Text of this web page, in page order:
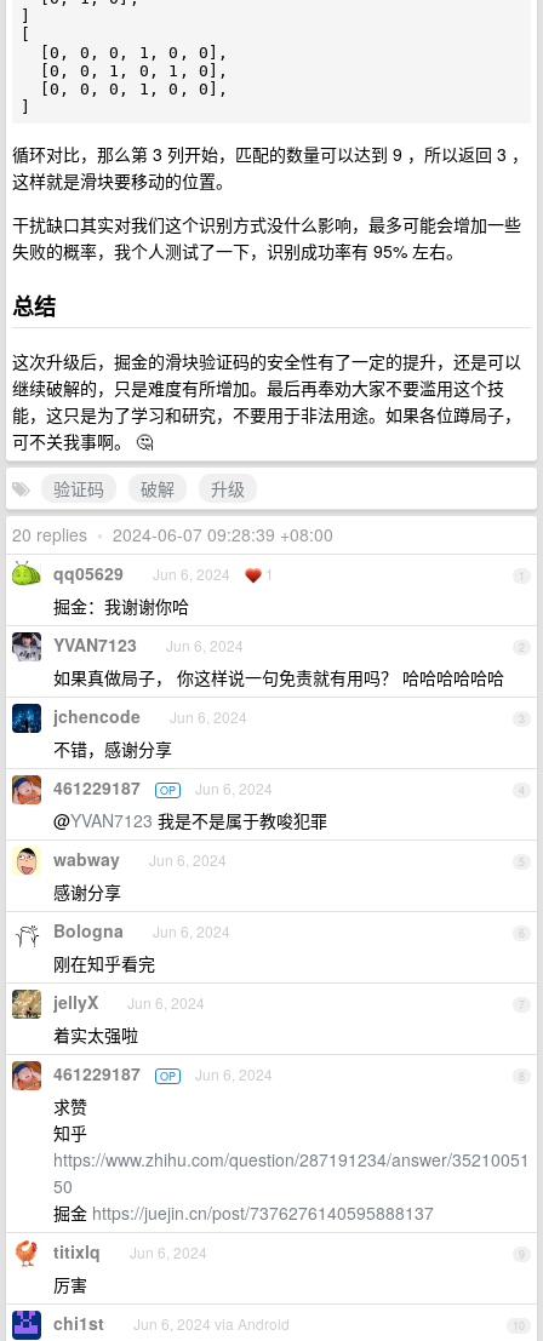
]
[
循环对比，那么第 3 列开始，匹配的数量可以达到 9 ，所以返回 3 ，
这样就是滑块要移动的位置。
干扰缺口其实对我们这个识别方式没什么影响，最多可能会增加一些
失败的概率，我个人测试了一下，识别成功率有 95% 左右。
总结
这次升级后，掘金的滑块验证码的安全性有了一定的提升，还是可以
继续破解的，只是难度有所增加。最后再奉劝大家不要滥用这个技
能，这只是为了学习和研究，不要用于非法用途。如果各位蹲局子，
可不关我事啊。 🤔️
验证码
破解
升级
20 replies • 2024-06-07 09:28:39 +08:00
1
qq05629 Jun 6, 2024 1
掘金：我谢谢你哈
2
YVAN7123 Jun 6, 2024
如果真做局子， 你这样说一句免责就有用吗？ 哈哈哈哈哈哈
3
jchencode Jun 6, 2024
不错，感谢分享
4
461229187 OP Jun 6, 2024
@YVAN7123 我是不是属于教唆犯罪
5
wabway Jun 6, 2024
感谢分享
6
Bologna Jun 6, 2024
刚在知乎看完
7
jellyX Jun 6, 2024
着实太强啦
8
461229187 OP Jun 6, 2024
求赞
知乎
https://www.zhihu.com/question/287191234/answer/35210051
50
掘金 https://juejin.cn/post/7376276140595888137
9
titixlq Jun 6, 2024
厉害
10
chi1st Jun 6, 2024 via Android